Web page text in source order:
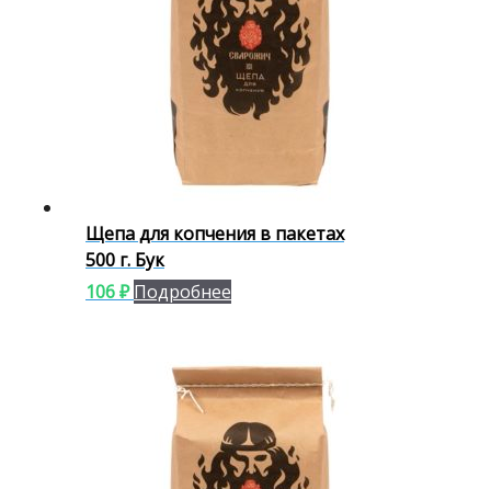
Щепа для копчения в пакетах
500 г. Бук
106₽ Подробнее